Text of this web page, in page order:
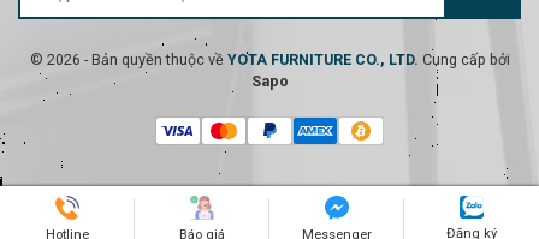
© 2026 - Bản quyền thuộc về YOTA FURNITURE CO., LTD. Cung cấp bởi
Sapo
Hotline Báo giá Messenger Đăng ký